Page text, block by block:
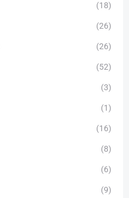
(18)
(26)
(26)
(52)
(3)
(1)
(16)
(8)
(6)
(9)